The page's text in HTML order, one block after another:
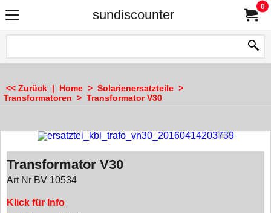
sundiscounter
0
<< Zurück | Home > Solarienersatzteile >
Transformatoren > Transformator V30
Transformator V30
Art Nr BV 10534
Klick für Info